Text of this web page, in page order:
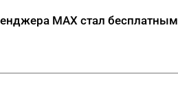
MAX стал бесплатным